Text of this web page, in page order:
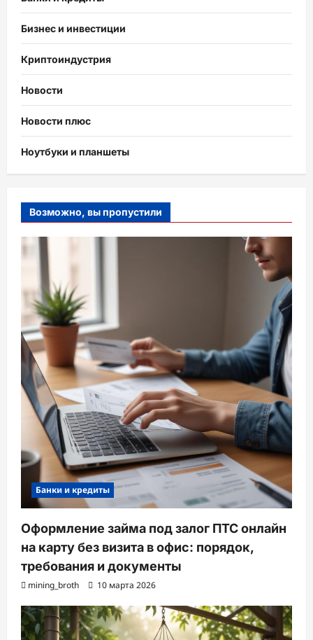
Бизнес и инвестиции
Криптоиндустрия
Новости
Новости плюс
Ноутбуки и планшеты
Возможно, вы пропустили
Банки и кредиты
Оформление займа под залог ПТС онлайн
на карту без визита в офис: порядок,
требования и документы
mining_broth 10 марта 2026